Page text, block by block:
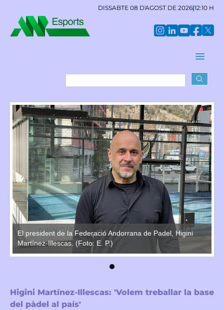
DISSABTE 08 D'AGOST DE 2026|12:10 H
El president de la Federació Andorrana de Padel, Higini
Martínez-Illescas. (Foto: E. P.)
Higini Martínez-Illescas: 'Volem treballar la base
del pàdel al país'